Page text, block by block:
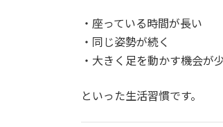
・座っている時間が長い
・同じ姿勢が続く
・大きく足を動かす機会が
といった生活習慣です。